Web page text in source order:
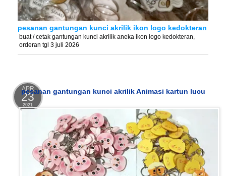
pesanan gantungan kunci akrilik ikon logo kedokteran
buat / cetak gantungan kunci akrilik aneka ikon logo kedokteran,
orderan tgl 3 juli 2026
APR
23
2021
pesanan gantungan kunci akrilik Animasi kartun lucu